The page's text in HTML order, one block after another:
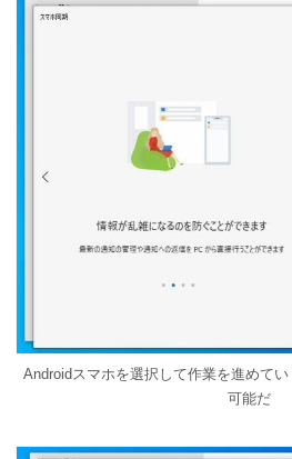
Androidスマホを選択して作業を進めて
可能だ